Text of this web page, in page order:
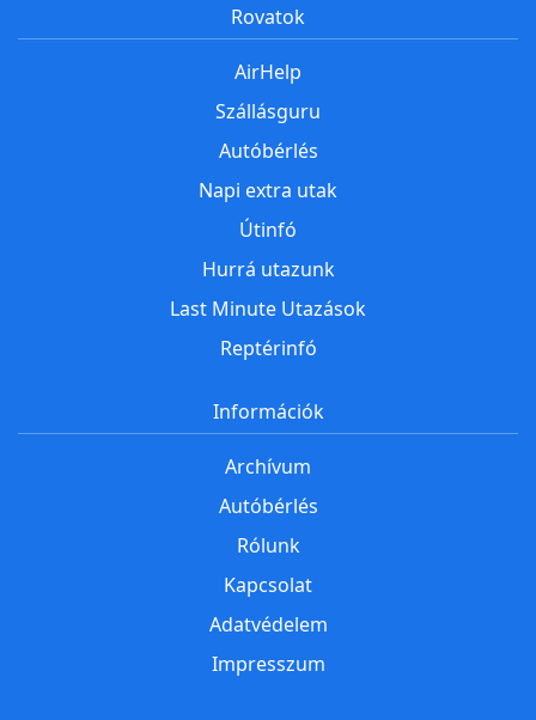
Rovatok
AirHelp
Szállásguru
Autóbérlés
Napi extra utak
Útinfó
Hurrá utazunk
Last Minute Utazások
Reptérinfó
Információk
Archívum
Autóbérlés
Rólunk
Kapcsolat
Adatvédelem
Impresszum